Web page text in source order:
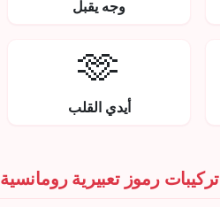
وجه يقبل
🫶
أيدي القلب
تركيبات رموز تعبيرية رومانسية